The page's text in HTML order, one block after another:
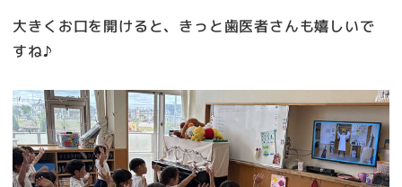
大きくお口を開けると、きっと歯医者さんも嬉しいで
すね♪